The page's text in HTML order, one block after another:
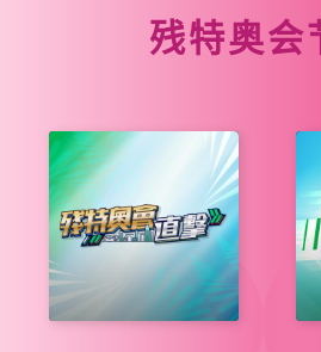
残特奥会